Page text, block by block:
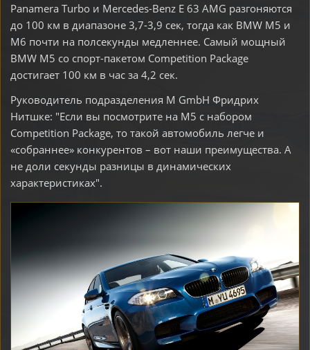
Panamera Turbo и Mercedes-Benz E 63 AMG разгоняются
до 100 км в диапазоне 3,7-3,9 сек, тогда как BMW M5 и
M6 почти на полсекунды медленнее. Самый мощный
BMW M5 со спорт-пакетом Competition Package
достигает 100 км в час за 4,2 сек.
Руководитель подразделения M GmbH Фридрих
Нитшке: "Если вы посмотрите на M5 с набором
Сompetition Package, то такой автомобиль легче и
«собраннее» конкурентов – вот наши преимущества. А
не доли секунды разницы в динамических
характеристиках".